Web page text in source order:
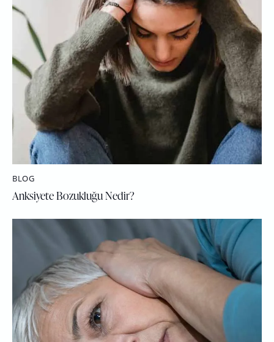
BLOG
Anksiyete Bozukluğu Nedir?